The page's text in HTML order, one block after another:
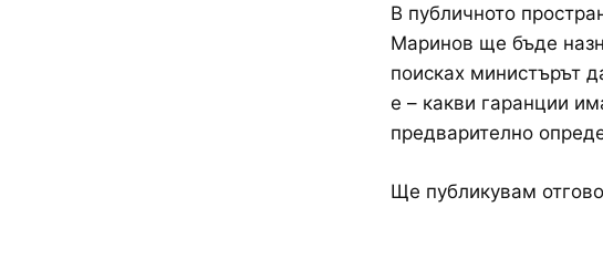
В публичното
Маринов ще бъде
поисках министърът
е – какви гаранции
предварително
Ще публикувам